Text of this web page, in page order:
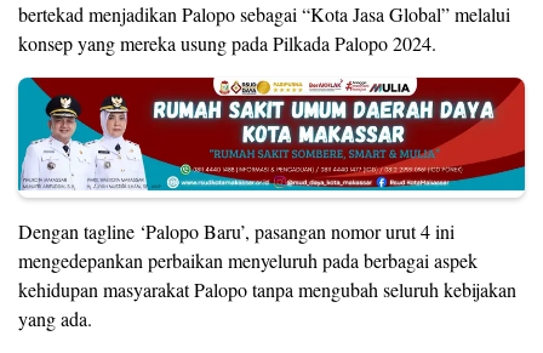
bertekad menjadikan Palopo sebagai “Kota Jasa Global” melalui
konsep yang mereka usung pada Pilkada Palopo 2024.
Dengan tagline ‘Palopo Baru’, pasangan nomor urut 4 ini
mengedepankan perbaikan menyeluruh pada berbagai aspek
kehidupan masyarakat Palopo tanpa mengubah seluruh kebijakan
yang ada.